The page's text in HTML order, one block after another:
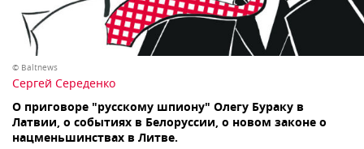
© Baltnews
Сергей Середенко
О приговоре "русскому шпиону" Олегу Бураку в
Латвии, о событиях в Белоруссии, о новом законе о
нацменьшинствах в Литве.